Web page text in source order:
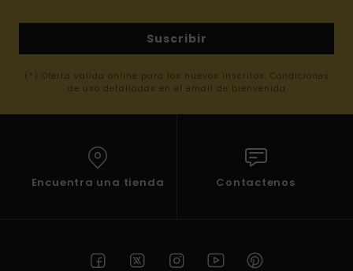
Suscribir
(*) Oferta valida online para los nuevos inscritos. Condiciones
de uso detalladas en el email de bienvenida
Encuentra una tienda Contactenos